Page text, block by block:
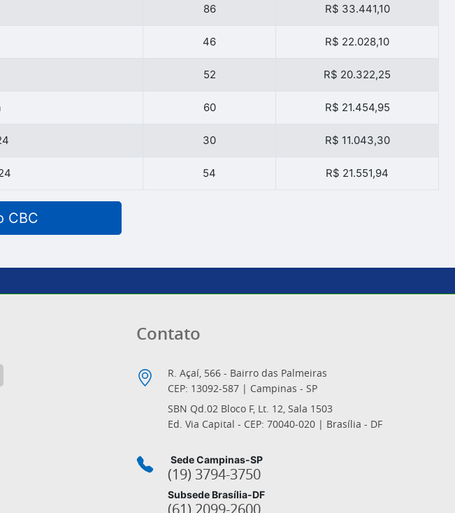
86 R$ 33.441,10
46 R$ 22.028,10
52 R$ 20.322,25
60 R$ 21.454,95
30 R$ 11.043,30
54 R$ 21.551,94
CBC
Contato
R. Açaí, 566 - Bairro das Palmeiras
CEP: 13092-587 | Campinas - SP
SBN Qd.02 Bloco F, Lt. 12, Sala 1503
Ed. Via Capital - CEP: 70040-020 | Brasília - DF
Sede Campinas-SP
(19) 3794-3750
Subsede Brasília-DF